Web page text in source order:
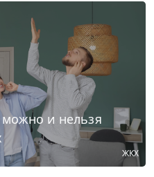
и нельзя
ЖКХ